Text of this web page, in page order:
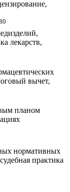
лекарств,
вычет,
планом
нормативных
практика